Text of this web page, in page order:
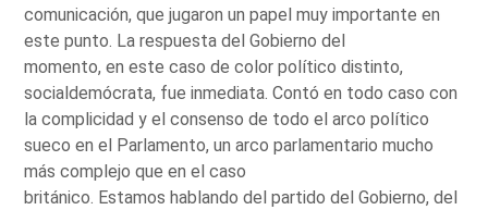
comunicación, que jugaron un papel muy importante en
este punto. La respuesta del Gobierno del
momento, en este caso de color político distinto,
socialdemócrata, fue inmediata. Contó en todo caso con
la complicidad y el consenso de todo el arco político
sueco en el Parlamento, un arco parlamentario mucho
más complejo que en el caso
británico. Estamos hablando del partido del Gobierno, del